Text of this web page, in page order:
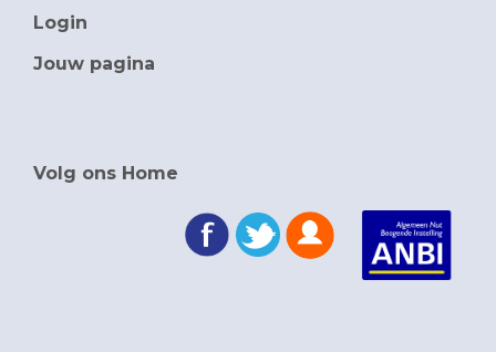
Login
Jouw pagina
Volg ons Home